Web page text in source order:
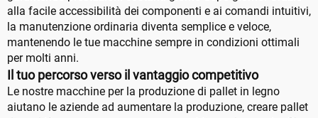
alla facile accessibilità dei componenti e ai comandi intuitivi,
la manutenzione ordinaria diventa semplice e veloce,
mantenendo le tue macchine sempre in condizioni ottimali
per molti anni.
Il tuo percorso verso il vantaggio competitivo
Le nostre macchine per la produzione di pallet in legno
aiutano le aziende ad aumentare la produzione, creare pallet